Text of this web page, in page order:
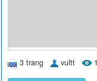
3 trang vultt